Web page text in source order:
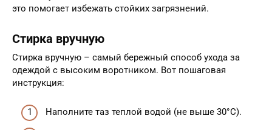
это помогает избежать стойких загрязнений.
Стирка вручную
Стирка вручную – самый бережный способ ухода за
одеждой с высоким воротником. Вот пошаговая
инструкция:
Наполните таз теплой водой (не выше 30°C).